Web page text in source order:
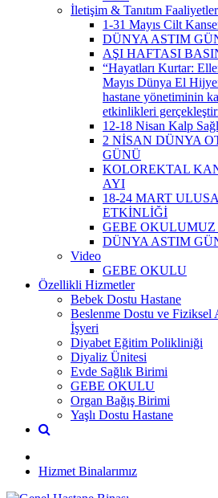
İletişim & Tanıtım
1-31 Mayıs Cilt
DÜNYA ASTIM
AŞI HAFTASI
“Hayatları Kurtar:
Mayıs Dünya El
hastane yönetiminin
etkinlikleri
12-18 Nisan Kalp
2 NİSAN DÜNYA
GÜNÜ
KOLOREKTAL
AYI
18-24 MART
ETKİNLİĞİ
GEBE
DÜNYA ASTIM
Video
GEBE OKULU
Özellikli Hizmetler
Bebek Dostu Hastane
Beslenme Dostu ve
İşyeri
Diyabet Eğitim Polikliniği
Diyaliz Ünitesi
Evde Sağlık Birimi
GEBE OKULU
Organ Bağış Birimi
Yaşlı Dostu Hastane
Hizmet Binalarımız